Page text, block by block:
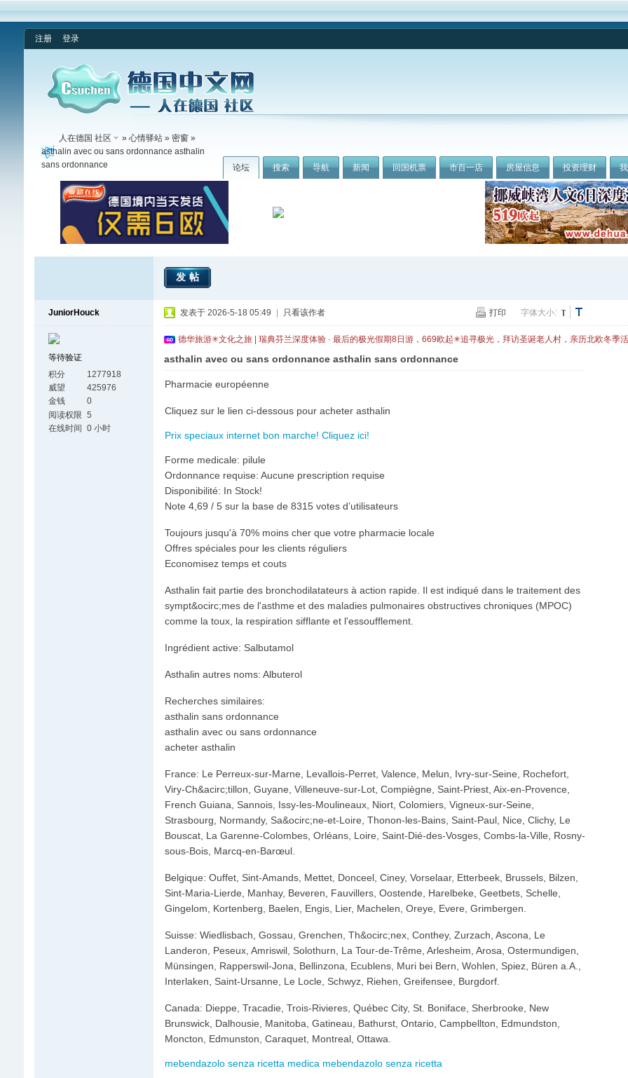
注册 登录
论坛 搜索 导航 新闻 回国机票 市百一店 房屋信息 投资理财
人在德国 社区 » 心情驿站» 密窗»
asthalin avec ou sans ordonnance asthalin
sans ordonnance
发帖
JuniorHouck
等待验证
积分
1277918
威望
425976
金钱
0
阅读权限 5
在线时间 0 小时
打印 字体大小:
发表于 2026-5-18 05:49 只看该作者
德华旅游✳文化之旅 | 瑞典芬兰深度体验 · 最后的极光假期8日游，669欧起✳追寻极光，拜访圣诞老人村，亲历北欧冬季
asthalin avec ou sans ordonnance asthalin sans ordonnance
Pharmacie européenne
Cliquez sur le lien ci-dessous pour acheter asthalin
Prix speciaux internet bon marche! Cliquez ici!
Forme medicale: pilule
Ordonnance requise: Aucune prescription requise
Disponibilité: In Stock!
Note 4,69 / 5 sur la base de 8315 votes d’utilisateurs
Toujours jusqu'à 70% moins cher que votre pharmacie locale
Offres spéciales pour les clients réguliers
Economisez temps et couts
Asthalin fait partie des bronchodilatateurs à action rapide. Il est indiqué dans le traitement des
sympt&ocirc;mes de l'asthme et des maladies pulmonaires obstructives chroniques (MPOC)
comme la toux, la respiration sifflante et l'essoufflement.
Ingrédient active: Salbutamol
Asthalin autres noms: Albuterol
Recherches similaires:
asthalin sans ordonnance
asthalin avec ou sans ordonnance
acheter asthalin
France: Le Perreux-sur-Marne, Levallois-Perret, Valence, Melun, Ivry-sur-Seine, Rochefort,
Viry-Ch&acirc;tillon, Guyane, Villeneuve-sur-Lot, Compiègne, Saint-Priest, Aix-en-Provence,
French Guiana, Sannois, Issy-les-Moulineaux, Niort, Colomiers, Vigneux-sur-Seine,
Strasbourg, Normandy, Sa&ocirc;ne-et-Loire, Thonon-les-Bains, Saint-Paul, Nice, Clichy, Le
Bouscat, La Garenne-Colombes, Orléans, Loire, Saint-Dié-des-Vosges, Combs-la-Ville, Rosny-
sous-Bois, Marcq-en-Barœul.
Belgique: Ouffet, Sint-Amands, Mettet, Donceel, Ciney, Vorselaar, Etterbeek, Brussels, Bilzen,
Sint-Maria-Lierde, Manhay, Beveren, Fauvillers, Oostende, Harelbeke, Geetbets, Schelle,
Gingelom, Kortenberg, Baelen, Engis, Lier, Machelen, Oreye, Evere, Grimbergen.
Suisse: Wiedlisbach, Gossau, Grenchen, Th&ocirc;nex, Conthey, Zurzach, Ascona, Le
Landeron, Peseux, Amriswil, Solothurn, La Tour-de-Trême, Arlesheim, Arosa, Ostermundigen,
Münsingen, Rapperswil-Jona, Bellinzona, Ecublens, Muri bei Bern, Wohlen, Spiez, Büren a.A.,
Interlaken, Saint-Ursanne, Le Locle, Schwyz, Riehen, Greifensee, Burgdorf.
Canada: Dieppe, Tracadie, Trois-Rivieres, Québec City, St. Boniface, Sherbrooke, New
Brunswick, Dalhousie, Manitoba, Gatineau, Bathurst, Ontario, Campbellton, Edmundston,
Moncton, Edmunston, Caraquet, Montreal, Ottawa.
mebendazolo senza ricetta medica mebendazolo senza ricetta